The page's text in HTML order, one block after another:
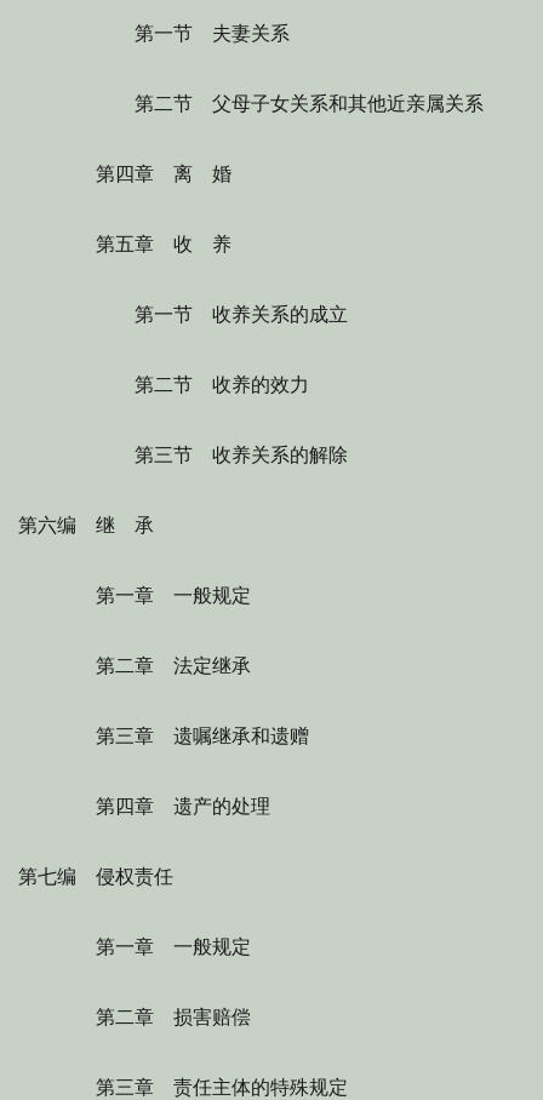
第一节 夫妻关系
第二节 父母子女关系和其他近亲属关系
第四章 离 婚
第五章 收 养
第一节 收养关系的成立
第二节 收养的效力
第三节 收养关系的解除
第六编 继 承
第一章 一般规定
第二章 法定继承
第三章 遗嘱继承和遗赠
第四章 遗产的处理
第七编 侵权责任
第一章 一般规定
第二章 损害赔偿
第三章 责任主体的特殊规定